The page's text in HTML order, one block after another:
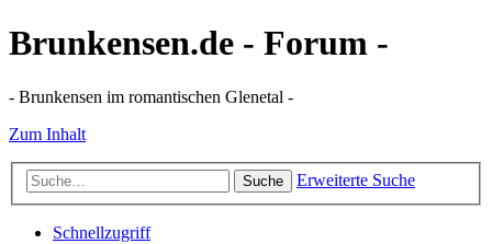
Brunkensen.de - Forum -
- Brunkensen im romantischen Glenetal -
Zum Inhalt
Suche Erweiterte Suche
Schnellzugriff